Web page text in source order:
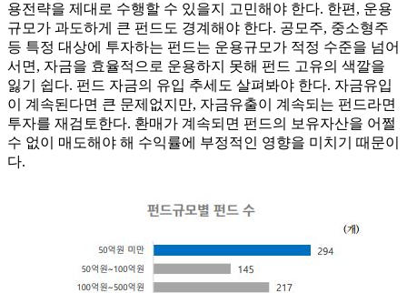
용전략을 제대로 수행할 수 있을지 고민해야 한다. 한편, 운용
규모가 과도하게 큰 펀드도 경계해야 한다. 공모주, 중소형주
등 특정 대상에 투자하는 펀드는 운용규모가 적정 수준을 넘어
서면, 자금을 효율적으로 운용하지 못해 펀드 고유의 색깔을
잃기 쉽다. 펀드 자금의 유입 추세도 살펴봐야 한다. 자금유입
이 계속된다면 큰 문제없지만, 자금유출이 계속되는 펀드라면
투자를 재검토한다. 환매가 계속되면 펀드의 보유자산을 어쩔
수 없이 매도해야 해 수익률에 부정적인 영향을 미치기 때문이
다.